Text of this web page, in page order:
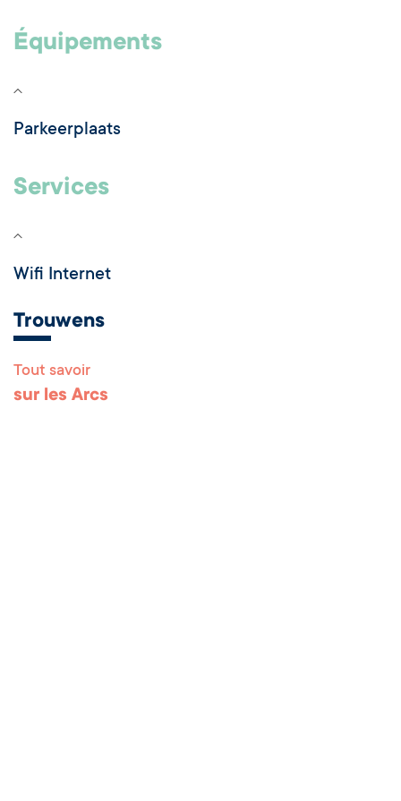
Équipements
Parkeerplaats
Services
Wifi Internet
Trouwens
Tout savoir
sur les Arcs